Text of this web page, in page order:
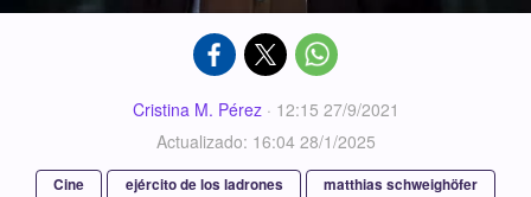
Cristina M. Pérez· 12:15 27/9/2021
Actualizado: 16:04 28/1/2025
Cine ejército de los ladrones
matthias schweighöfer